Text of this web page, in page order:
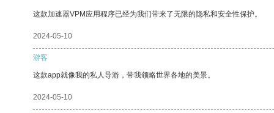
这款加速器VPM应用程序已经为我们带来了无限的隐私和安全性保护。
2024-05-10
游客
这款app就像我的私人导游，带我领略世界各地的美景。
2024-05-10